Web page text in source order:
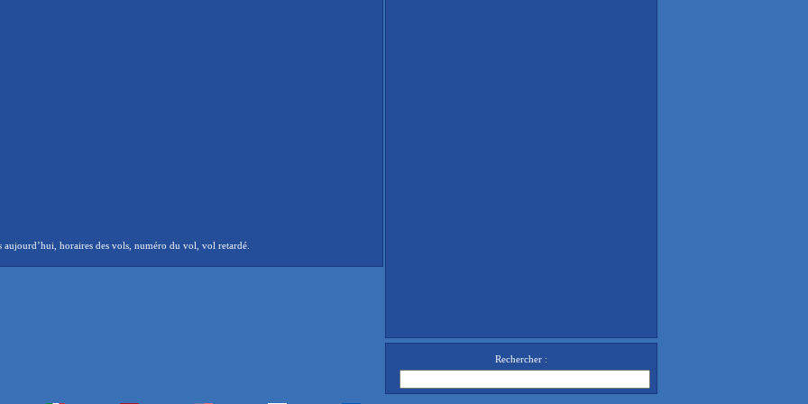
horaires des vols, numéro du vol, vol retardé.
Rechercher :